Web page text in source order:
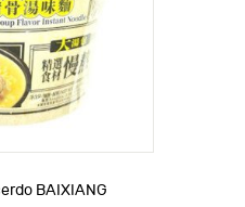
BAIXIANG